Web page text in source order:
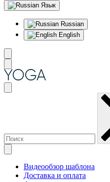
Язык
Russian
English
Видеообзор шаблона
Доставка и оплата